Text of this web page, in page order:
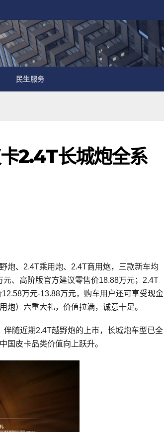
民生服务
2.4T长城炮全系
、2.4T乘用炮、2.4T商用炮，三款新车均
、高阶版官方建议零售价18.88万元；2.4T
万元-13.88万元，购车用户还可享受现金
炮）六重大礼，价值拉满，诚意十足。
随近期2.4T越野炮的上市，长城炮车型已全
国皮卡品类价值向上跃升。